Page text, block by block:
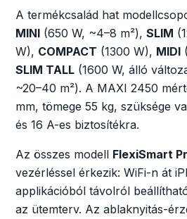
A termékcsalád hat
MINI (650 W, ~4–8 m²), SLIM
W), COMPACT (1300 W), MIDI
SLIM TALL (1600 W, álló
~20–40 m²). A MAXI 2450
mm, tömege 55 kg, szüksége
és 16 A-es biztosítékra.
Az összes modell FlexiSmart
vezérléssel érkezik: WiFi-n át
applikációból távolról
az ütemterv. Az ablaknyitás-